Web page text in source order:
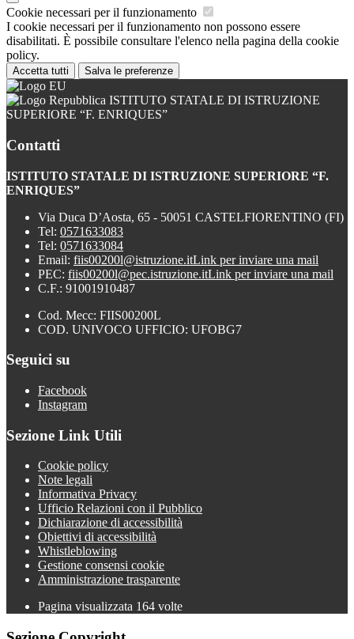
Cookie necessari per il funzionamento
I cookie necessari per il funzionamento non possono essere
disabilitati. È possibile consultare l'elenco nella pagina della cookie
policy.
Accetta tutti Salva le preferenze
ISTITUTO STATALE DI ISTRUZIONE
SUPERIORE “F. ENRIQUES”
Contatti
ISTITUTO STATALE DI ISTRUZIONE SUPERIORE “F.
ENRIQUES”
Via Duca D’Aosta, 65 - 50051 CASTELFIORENTINO (FI)
Tel: 0571633083
Tel: 0571633084
Email: fiis00200l@istruzione.itLink per inviare una mail
PEC: fiis00200l@pec.istruzione.itLink per inviare una mail
C.F.: 91001910487
Cod. Mecc: FIIS00200L
COD. UNIVOCO UFFICIO: UFOBG7
Seguici su
Facebook
Instagram
Sezione Link Utili
Cookie policy
Note legali
Informativa Privacy
Ufficio Relazioni con il Pubblico
Dichiarazione di accessibilità
Obiettivi di accessibilità
Whistleblowing
Gestione consensi cookie
Amministrazione trasparente
Pagina visualizzata 164 volte